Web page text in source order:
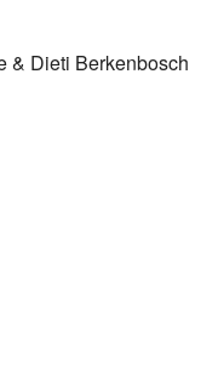
& Dieti Berkenbosch